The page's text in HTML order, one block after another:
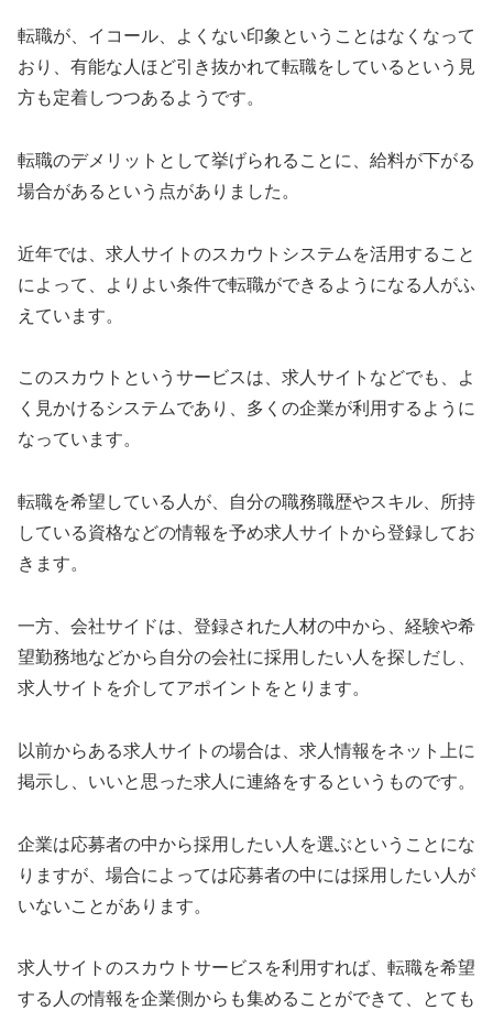
転職が、イコール、よくない印象ということはなくなって
おり、有能な人ほど引き抜かれて転職をしているという見
方も定着しつつあるようです。
転職のデメリットとして挙げられることに、給料が下がる
場合があるという点がありました。
近年では、求人サイトのスカウトシステムを活用すること
によって、よりよい条件で転職ができるようになる人がふ
えています。
このスカウトというサービスは、求人サイトなどでも、よ
く見かけるシステムであり、多くの企業が利用するように
なっています。
転職を希望している人が、自分の職務職歴やスキル、所持
している資格などの情報を予め求人サイトから登録してお
きます。
一方、会社サイドは、登録された人材の中から、経験や希
望勤務地などから自分の会社に採用したい人を探しだし、
求人サイトを介してアポイントをとります。
以前からある求人サイトの場合は、求人情報をネット上に
掲示し、いいと思った求人に連絡をするというものです。
企業は応募者の中から採用したい人を選ぶということにな
りますが、場合によっては応募者の中には採用したい人が
いないことがあります。
求人サイトのスカウトサービスを利用すれば、転職を希望
する人の情報を企業側からも集めることができて、とても